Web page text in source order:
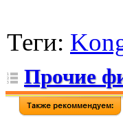
Теги:
Прочие